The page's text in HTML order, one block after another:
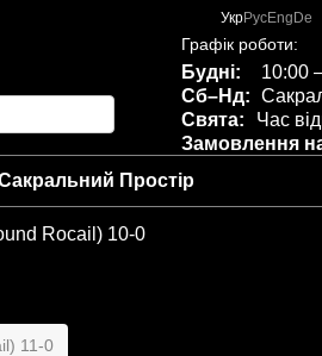
УкрРусEng De
Графік роботи:
Будні:
10:00
Сб–Нд:
Свята:
Час
Замовлення
Простір
Rocail) 10-0
11-0